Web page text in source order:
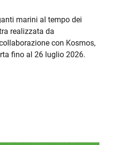
marini al tempo dei
realizzata da
con Kosmos,
fino al 26 luglio 2026.